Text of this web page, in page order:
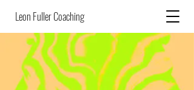
Leon Fuller Coaching